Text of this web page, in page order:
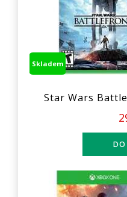
Skladem
Star Wars